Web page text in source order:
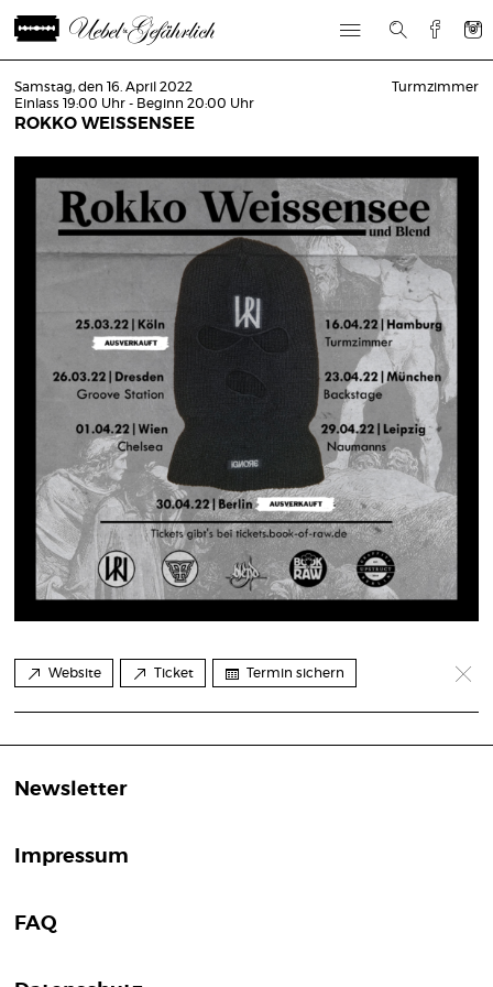
Samstag, den 16. April 2022
Einlass 19:00 Uhr - Beginn 20:00 Uhr
ROKKO WEISSENSEE
Turmzimmer
Website Ticket Termin sichern
Newsletter
Impressum
FAQ